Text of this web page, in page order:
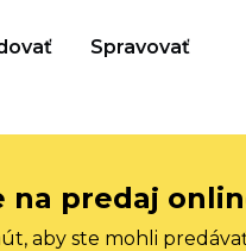
Spravovať
na predaj
aby ste mohli